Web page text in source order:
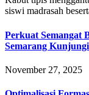
siswi madrasah
Perkuat Semangat
Semarang
November 27, 2025